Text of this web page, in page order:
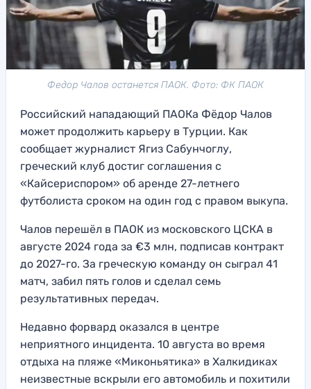
Федор Чалов останется ПАОК. Фото: ФК ПАОК
Российский нападающий ПАОКа Фёдор Чалов
может продолжить карьеру в Турции. Как
сообщает журналист Ягиз Сабунчоглу,
греческий клуб достиг соглашения с
«Кайсериспором» об аренде 27-летнего
футболиста сроком на один год с правом выкупа.
Чалов перешёл в ПАОК из московского ЦСКА в
августе 2024 года за €3 млн, подписав контракт
до 2027-го. За греческую команду он сыграл 41
матч, забил пять голов и сделал семь
результативных передач.
Недавно форвард оказался в центре
неприятного инцидента. 10 августа во время
отдыха на пляже «Миконьятика» в Халкидиках
неизвестные вскрыли его автомобиль и похитили